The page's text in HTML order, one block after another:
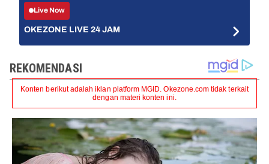
Live Now
OKEZONE LIVE 24 JAM